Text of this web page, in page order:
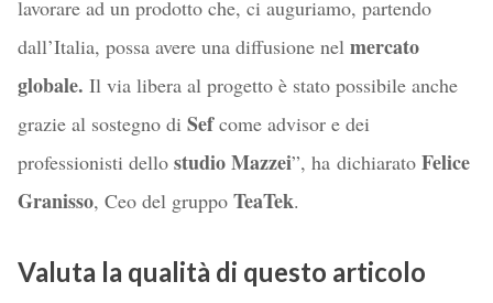
lavorare ad un prodotto che, ci auguriamo, partendo
dall’Italia, possa avere una diffusione nel mercato
globale. Il via libera al progetto è stato possibile anche
grazie al sostegno di Sefcome advisor e dei
professionisti dello studio Mazzei”, ha dichiarato Felice
Granisso, Ceo del gruppo TeaTek.
Valuta la qualità di questo articolo